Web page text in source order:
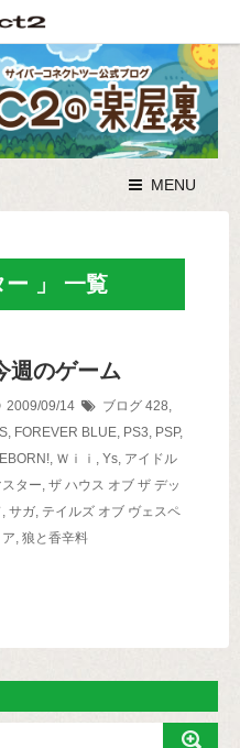
MENU
ー 」 一覧
週のゲーム
2009/09/14 ブログ 428,
, FOREVER BLUE, PS3, PSP,
, Ｗｉｉ , Ys, アイドル
スター, ザ ハウス オブ ザ デッ
, サガ, テイルズ オブ ヴェスペ
ア, 狼と香辛料